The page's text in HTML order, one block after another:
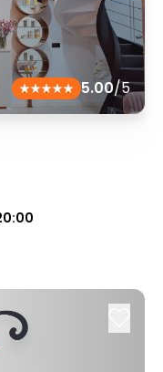
5.00/5